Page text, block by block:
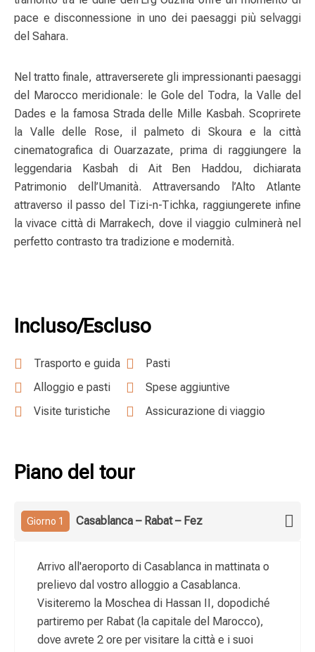
pace e disconnessione in uno dei paesaggi più selvaggi
del Sahara.
Nel tratto finale, attraverserete gli impressionanti paesaggi
del Marocco meridionale: le Gole del Todra, la Valle del
Dades e la famosa Strada delle Mille Kasbah. Scoprirete
la Valle delle Rose, il palmeto di Skoura e la città
cinematografica di Ouarzazate, prima di raggiungere la
leggendaria Kasbah di Ait Ben Haddou, dichiarata
Patrimonio dell’Umanità. Attraversando l’Alto Atlante
attraverso il passo del Tizi-n-Tichka, raggiungerete infine
la vivace città di Marrakech, dove il viaggio culminerà nel
perfetto contrasto tra tradizione e modernità.
Incluso/Escluso
Trasporto e guida
Alloggio e pasti
Visite turistiche
Pasti
Spese aggiuntive
Assicurazione di viaggio
Piano del tour
Giorno 1 Casablanca – Rabat – Fez
Arrivo all'aeroporto di Casablanca in mattinata o
prelievo dal vostro alloggio a Casablanca.
Visiteremo la Moschea di Hassan II, dopodiché
partiremo per Rabat (la capitale del Marocco),
dove avrete 2 ore per visitare la città e i suoi